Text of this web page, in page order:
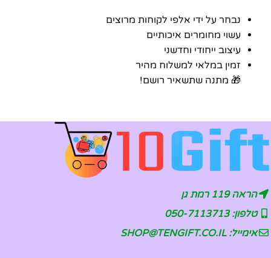
נבחר על ידי אלפי לקוחות מרוצים
עשוי מחומרים איכותיים
עיצוב ייחודי וחדשני
זמין במלאי למשלוח מהיר
🎁 מתנה שתשאיר רושם!
הראה 119 רמת גן
טלפון: 050-7113713
אימייל: SHOP@TENGIFT.CO.IL